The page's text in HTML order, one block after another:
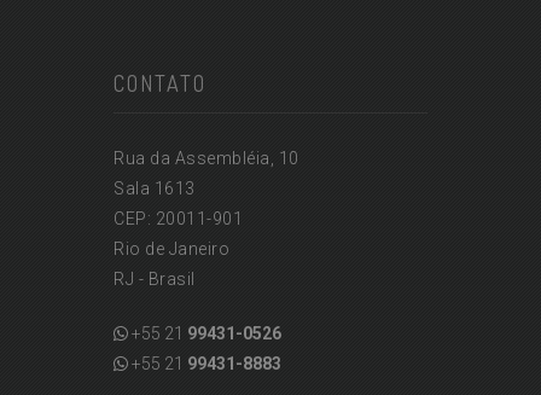
CONTATO
Rua da Assembléia, 10
Sala 1613
CEP: 20011-901
Rio de Janeiro
RJ - Brasil
+55 21 99431-0526
+55 21 99431-8883